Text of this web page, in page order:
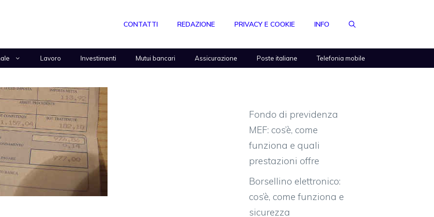
CONTATTI REDAZIONE PRIVACY E COOKIE INFO
Lavoro Investimenti Mutui bancari Assicurazione Poste italiane Telefonia mobile
Fondo di previdenza
MEF: cos’è, come
funziona e quali
prestazioni offre
Borsellino elettronico:
cos’è, come funziona e
sicurezza